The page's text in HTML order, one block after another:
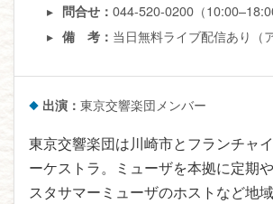
問合せ：044-520-0200（
備 考： 当日無料ライブ配信あり（
出演：東京交響楽団メンバー
東京交響楽団は川崎市とフランチャ
ーケストラ。ミューザを本拠に定期
スタサマーミューザのホストなど地